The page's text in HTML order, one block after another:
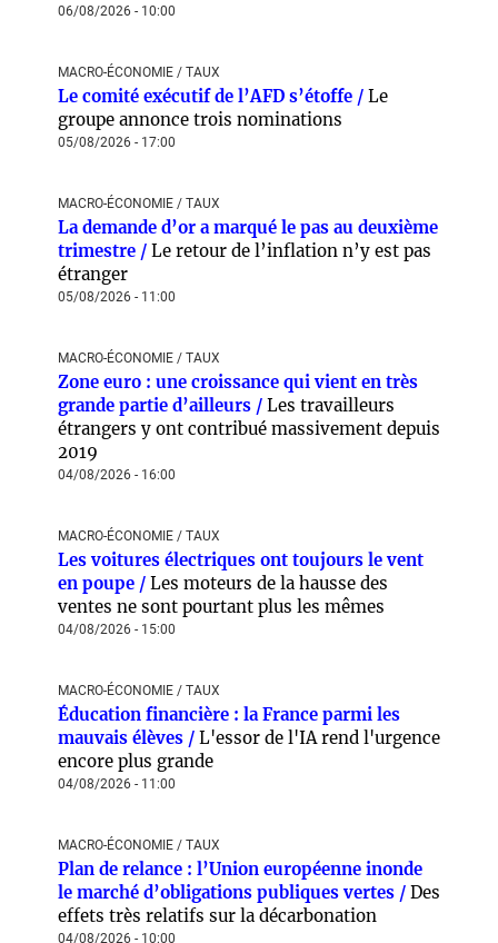
06/08/2026 - 10:00
MACRO-ÉCONOMIE / TAUX
Le comité exécutif de l’AFD s’étoffe / Le
groupe annonce trois nominations
05/08/2026 - 17:00
MACRO-ÉCONOMIE / TAUX
La demande d’or a marqué le pas au deuxième
trimestre / Le retour de l’inflation n’y est pas
étranger
05/08/2026 - 11:00
MACRO-ÉCONOMIE / TAUX
Zone euro : une croissance qui vient en très
grande partie d’ailleurs / Les travailleurs
étrangers y ont contribué massivement depuis
2019
04/08/2026 - 16:00
MACRO-ÉCONOMIE / TAUX
Les voitures électriques ont toujours le vent
en poupe / Les moteurs de la hausse des
ventes ne sont pourtant plus les mêmes
04/08/2026 - 15:00
MACRO-ÉCONOMIE / TAUX
Éducation financière : la France parmi les
mauvais élèves / L'essor de l'IA rend l'urgence
encore plus grande
04/08/2026 - 11:00
MACRO-ÉCONOMIE / TAUX
Plan de relance : l’Union européenne inonde
le marché d’obligations publiques vertes / Des
effets très relatifs sur la décarbonation
04/08/2026 - 10:00